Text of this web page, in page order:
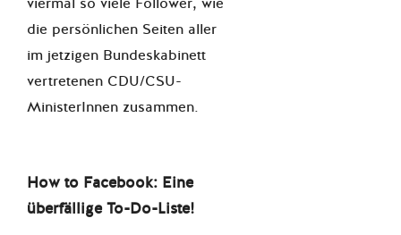
die persönlichen Seiten aller
im jetzigen Bundeskabinett
vertretenen CDU/CSU-
MinisterInnen zusammen.
How to Facebook: Eine
überfällige To-Do-Liste!